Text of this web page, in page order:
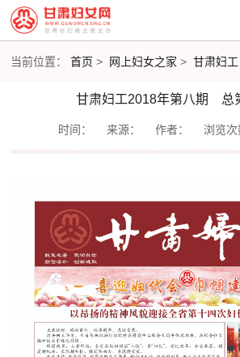
当前位置：首页 > 网上妇女之家 >甘肃妇工
甘肃妇工2018年第八期 总
时间： 来源： 作者： 浏览